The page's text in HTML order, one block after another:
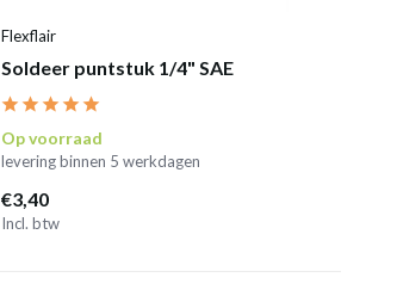
Flexflair
Soldeer puntstuk 1/4" SAE
Op voorraad
levering binnen 5 werkdagen
€3,40
Incl. btw